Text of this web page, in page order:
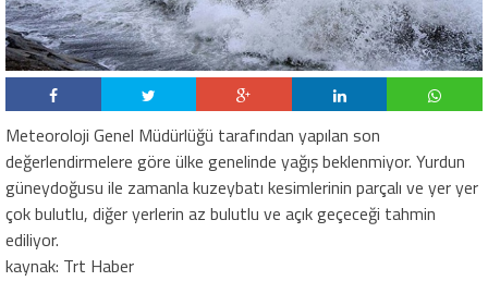
Meteoroloji Genel Müdürlüğü tarafından yapılan son
değerlendirmelere göre ülke genelinde yağış beklenmiyor. Yurdun
güneydoğusu ile zamanla kuzeybatı kesimlerinin parçalı ve yer yer
çok bulutlu, diğer yerlerin az bulutlu ve açık geçeceği tahmin
ediliyor.
kaynak: Trt Haber